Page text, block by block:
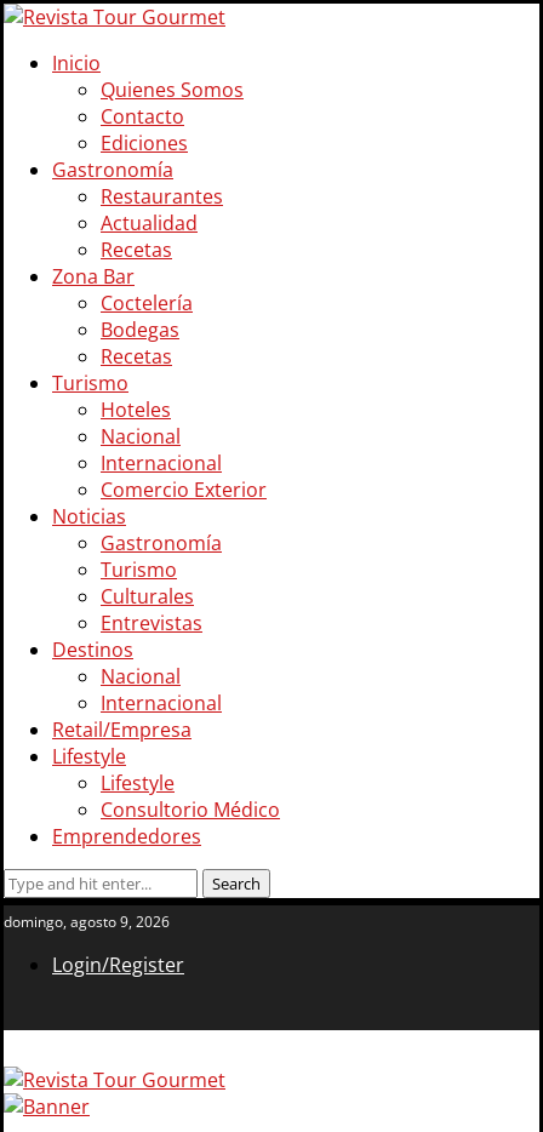
Inicio
Quienes Somos
Contacto
Ediciones
Gastronomía
Restaurantes
Actualidad
Recetas
Zona Bar
Coctelería
Bodegas
Recetas
Turismo
Hoteles
Nacional
Internacional
Comercio Exterior
Noticias
Gastronomía
Turismo
Culturales
Entrevistas
Destinos
Nacional
Internacional
Retail/Empresa
Lifestyle
Lifestyle
Consultorio Médico
Emprendedores
domingo, agosto 9, 2026
Login/Register